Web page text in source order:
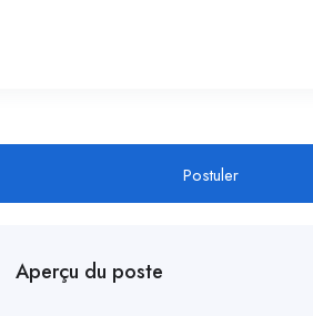
Postuler
Aperçu du poste